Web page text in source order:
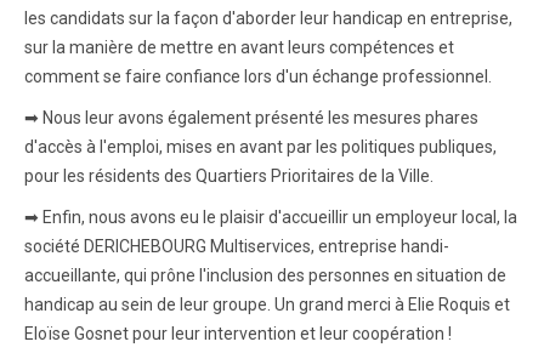
les candidats sur la façon d'aborder leur handicap en entreprise,
sur la manière de mettre en avant leurs compétences et
comment se faire confiance lors d'un échange professionnel.
➡ Nous leur avons également présenté les mesures phares
d'accès à l'emploi, mises en avant par les politiques publiques,
pour les résidents des Quartiers Prioritaires de la Ville.
➡ Enfin, nous avons eu le plaisir d'accueillir un employeur local, la
société DERICHEBOURG Multiservices, entreprise handi-
accueillante, qui prône l'inclusion des personnes en situation de
handicap au sein de leur groupe. Un grand merci à Elie Roquis et
Eloïse Gosnet pour leur intervention et leur coopération !